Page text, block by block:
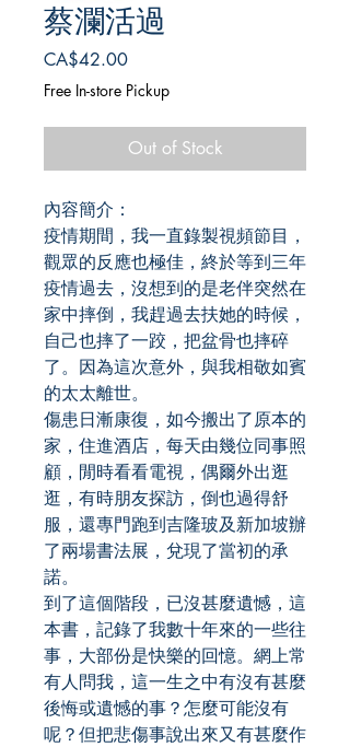
蔡瀾活過
CA$42.00Price
Free In-store Pickup
Out of Stock
內容簡介：
疫情期間，我一直錄製視頻節目，
觀眾的反應也極佳，終於等到三年
疫情過去，沒想到的是老伴突然在
家中摔倒，我趕過去扶她的時候，
自己也摔了一跤，把盆骨也摔碎
了。因為這次意外，與我相敬如賓
的太太離世。
傷患日漸康復，如今搬出了原本的
家，住進酒店，每天由幾位同事照
顧，閒時看看電視，偶爾外出逛
逛，有時朋友探訪，倒也過得舒
服，還專門跑到吉隆玻及新加坡辦
了兩場書法展，兌現了當初的承
諾。
到了這個階段，已沒甚麼遺憾，這
本書，記錄了我數十年來的一些往
事，大部份是快樂的回憶。網上常
有人問我，這一生之中有沒有甚麼
後悔或遺憾的事？怎麼可能沒有
呢？但把悲傷事說出來又有甚麼作